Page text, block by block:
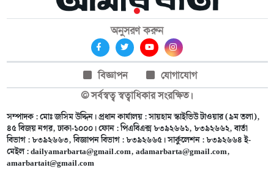
অনুসরণ করুন
বিজ্ঞাপন
যোগাযোগ
© সর্বস্বত্ব স্বত্বাধিকার সংরক্ষিত।
সম্পাদক : মোঃ জসিম উদ্দিন। প্রধান কার্যালয় : সায়হাম স্কাইভিউ টাওয়ার (৯ম তলা),
৪৫ বিজয় নগর, ঢাকা-১০০০। ফোন : পিএবিএক্স ৮৩৯২৬৬১, ৮৩৯২৬৬২, বার্তা
বিভাগ : ৮৩৯২৬৬৩, বিজ্ঞাপন বিভাগ : ৮৩৯২৬৬৫। সার্কুলেশন : ৮৩৯২৬৬৪ ই-
মেইল :dailyamarbarta@gmail.com,adamarbarta@gmail.com,
amarbartait@gmail.com